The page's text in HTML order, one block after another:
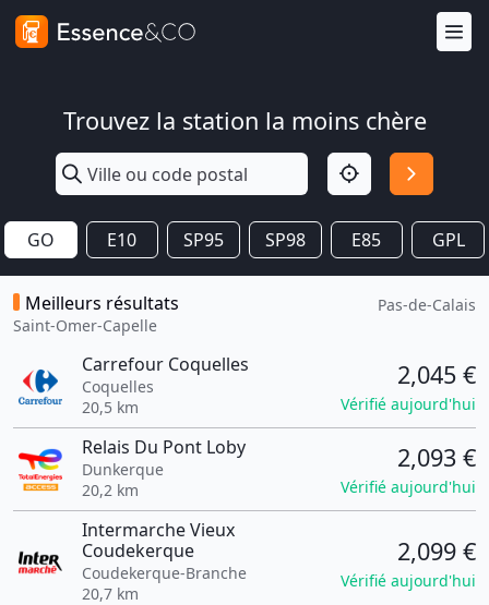
Trouvez la station la moins chère
GO E10 SP95 SP98 E85 GPL
Meilleurs résultats
Saint-Omer-Capelle
Pas-de-Calais
Carrefour Coquelles
Coquelles
20,5 km
2,045 €
Vérifié aujourd'hui
Relais Du Pont Loby
Dunkerque
20,2 km
2,093 €
Vérifié aujourd'hui
Intermarche Vieux
Coudekerque
Coudekerque-Branche
20,7 km
2,099 €
Vérifié aujourd'hui